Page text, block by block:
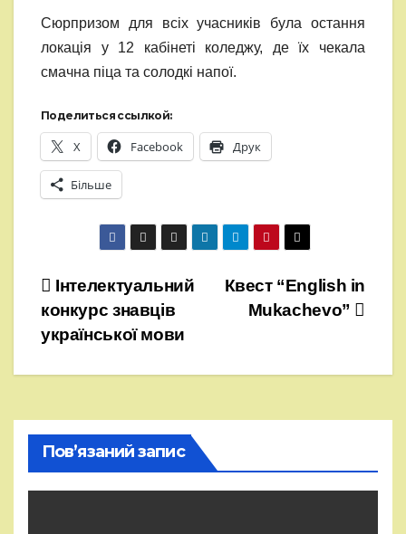
Сюрпризом для всіх учасників була остання
локація у 12 кабінеті коледжу, де їх чекала
смачна піца та солодкі напої.
Поделиться ссылкой:
X Facebook Друк
Більше
Навігація
записів
Квест “English in
Mukachevo”
Інтелектуальний
конкурс знавців
української мови
Пов’язаний запис